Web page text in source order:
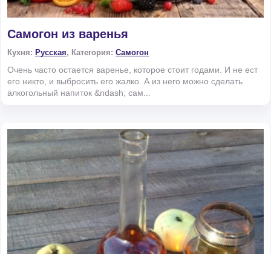
Самогон из варенья
Кухня: Русская, Категория: Самогон
Очень часто остается варенье, которое стоит годами. И не ест
его никто, и выбросить его жалко. А из него можно сделать
алкогольный напиток &ndash; сам...